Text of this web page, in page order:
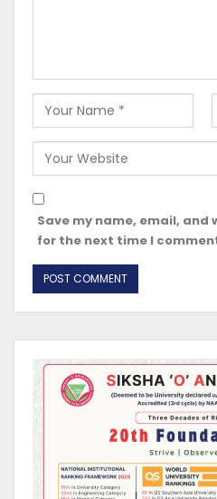
Save my name, email,
for the next time I